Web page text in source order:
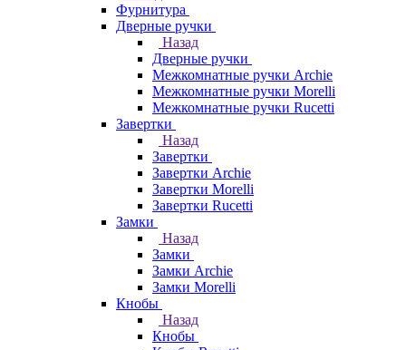
Фурнитура
Дверные ручки
Назад
Дверные ручки
Межкомнатные ручки Archie
Межкомнатные ручки Morelli
Межкомнатные ручки Rucetti
Завертки
Назад
Завертки
Завертки Archie
Завертки Morelli
Завертки Rucetti
Замки
Назад
Замки
Замки Archie
Замки Morelli
Кнобы
Назад
Кнобы